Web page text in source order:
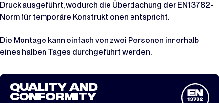
Druck ausgeführt, wodurch die Überdachung der EN13782-
Norm für temporäre Konstruktionen entspricht.
Die Montage kann einfach von zwei Personen innerhalb
eines halben Tages durchgeführt werden.
QUALITY AND
CONFORMITY